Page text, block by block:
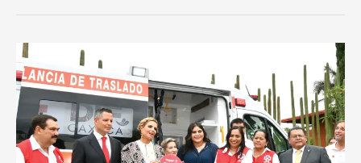
Osorio
León